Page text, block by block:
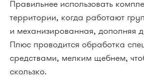
Правильнее использовать
территории, когда работают
и механизированная, дополняя
Плюс проводится обработка
средствами, мелким щебнем,
скользко.